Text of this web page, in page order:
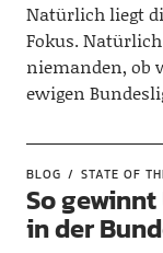
Natürlich liegt
Fokus.
niemanden, ob
ewigen
BLOG STATE OF
So
in der